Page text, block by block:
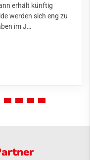
erhält künftig
werden sich eng zu
im J…